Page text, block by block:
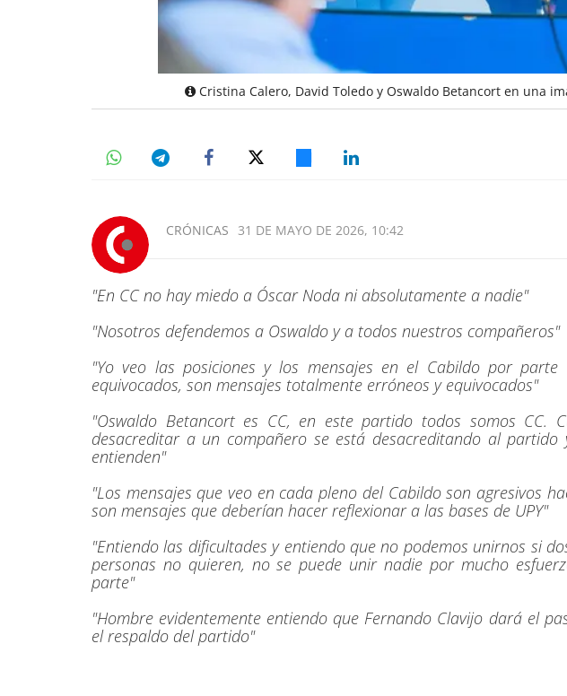
Cristina Calero, David Toledo y Oswaldo Betancort en una
CRÓNICAS 31 DE MAYO DE 2026, 10:42
"En CC no hay miedo a Óscar Noda ni absolutamente a nadie"
"Nosotros defendemos a Oswaldo y a todos nuestros compañeros"
"Yo veo las posiciones y los mensajes en el Cabildo por
equivocados, son mensajes totalmente erróneos y equivocados"
"Oswaldo Betancort es CC, en este partido todos somos CC.
desacreditar a un compañero se está desacreditando al
entienden"
"Los mensajes que veo en cada pleno del Cabildo son agresivos
son mensajes que deberían hacer reflexionar a las bases de UPY"
"Entiendo las dificultades y entiendo que no podemos unirnos si
personas no quieren, no se puede unir nadie por mucho
parte"
"Hombre evidentemente entiendo que Fernando Clavijo dará el
el respaldo del partido"